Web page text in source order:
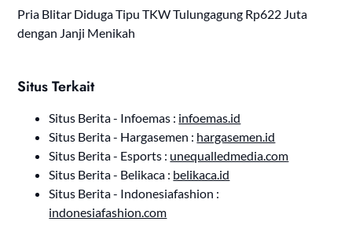
Pria Blitar Diduga Tipu TKW Tulungagung Rp622 Juta
dengan Janji Menikah
Situs Terkait
Situs Berita - Infoemas : infoemas.id
Situs Berita - Hargasemen : hargasemen.id
Situs Berita - Esports : unequalledmedia.com
Situs Berita - Belikaca : belikaca.id
Situs Berita - Indonesiafashion :
indonesiafashion.com